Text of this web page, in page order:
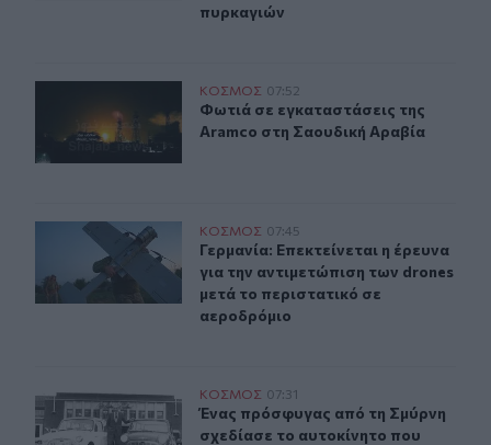
πυρκαγιών
Φωτιά σε εγκαταστάσεις της Aramco στη Σαουδική
ΚΟΣΜΟΣ 07:52
Φωτιά σε εγκαταστάσεις της
Φωτιά σε εγκαταστάσεις της
Aramco στη Σαουδική Αραβία
Γερμανία: Επεκτείνεται η έρευνα για την
ΚΟΣΜΟΣ 07:45
Γερμανία: Επεκτείνεται η έρευνα
Γερμανία: Επεκτείνεται η έρευνα
για την αντιμετώπιση των drones
μετά το περιστατικό σε
αεροδρόμιο
Ένας πρόσφυγας από τη Σμύρνη σχεδίασε το
ΚΟΣΜΟΣ 07:31
Ένας πρόσφυγας από τη Σμύρνη
Ένας πρόσφυγας από τη Σμύρνη
σχεδίασε το αυτοκίνητο που